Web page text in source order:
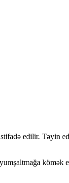
edilir. Təyin
kömək